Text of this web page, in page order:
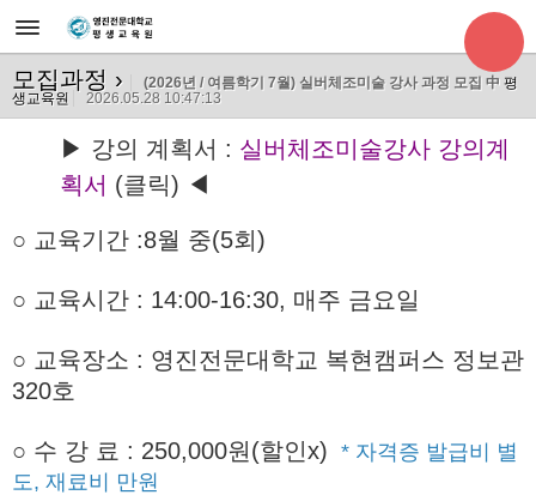
모집과정 › (2026년 / 여름학기 7월) 실버체조미술 강사 과정 모집 中 평
생교육원
2026.05.28 10:47:13
▶ 강의 계획서 : 실버체조미술강사 강의계
획서 (클릭) ◀
○ 교육기간 :8월 중(5회)
○ 교육시간 : 14:00-16:30, 매주 금요일
○ 교육장소 : 영진전문대학교 복현캠퍼스 정보관
320호
○ 수 강 료 : 250,000원(할인x) * 자격증 발급비 별
도, 재료비 만원